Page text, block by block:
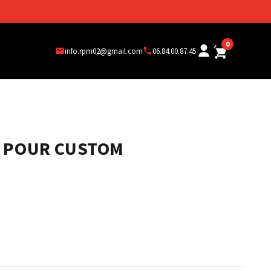
info.rpm02@gmail.com 06.84.00.87.45
0
CUSTOM